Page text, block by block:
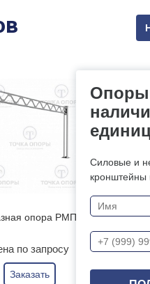
опора РМП - 3
по запросу
Заказать
П-
Опоры
Силовые и
кронштейны